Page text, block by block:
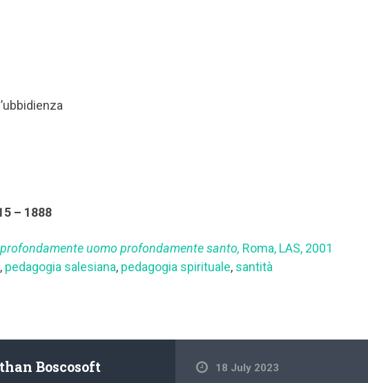
– 1888
uomo profondamente santo, Roma, LAS, 2001
, pedagogia salesiana, pedagogia spirituale, santità
Boscosoft 18 July 2023